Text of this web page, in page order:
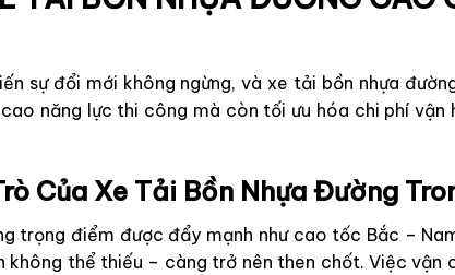
sự đổi mới không ngừng, và xe tải bồn nhựa
năng lực thi công mà còn tối ưu hóa chi phí
Của Xe Tải Bồn Nhựa Đường
trọng điểm được đẩy mạnh như cao tốc Bắc –
thể thiếu – càng trở nên then chốt. Việc vận